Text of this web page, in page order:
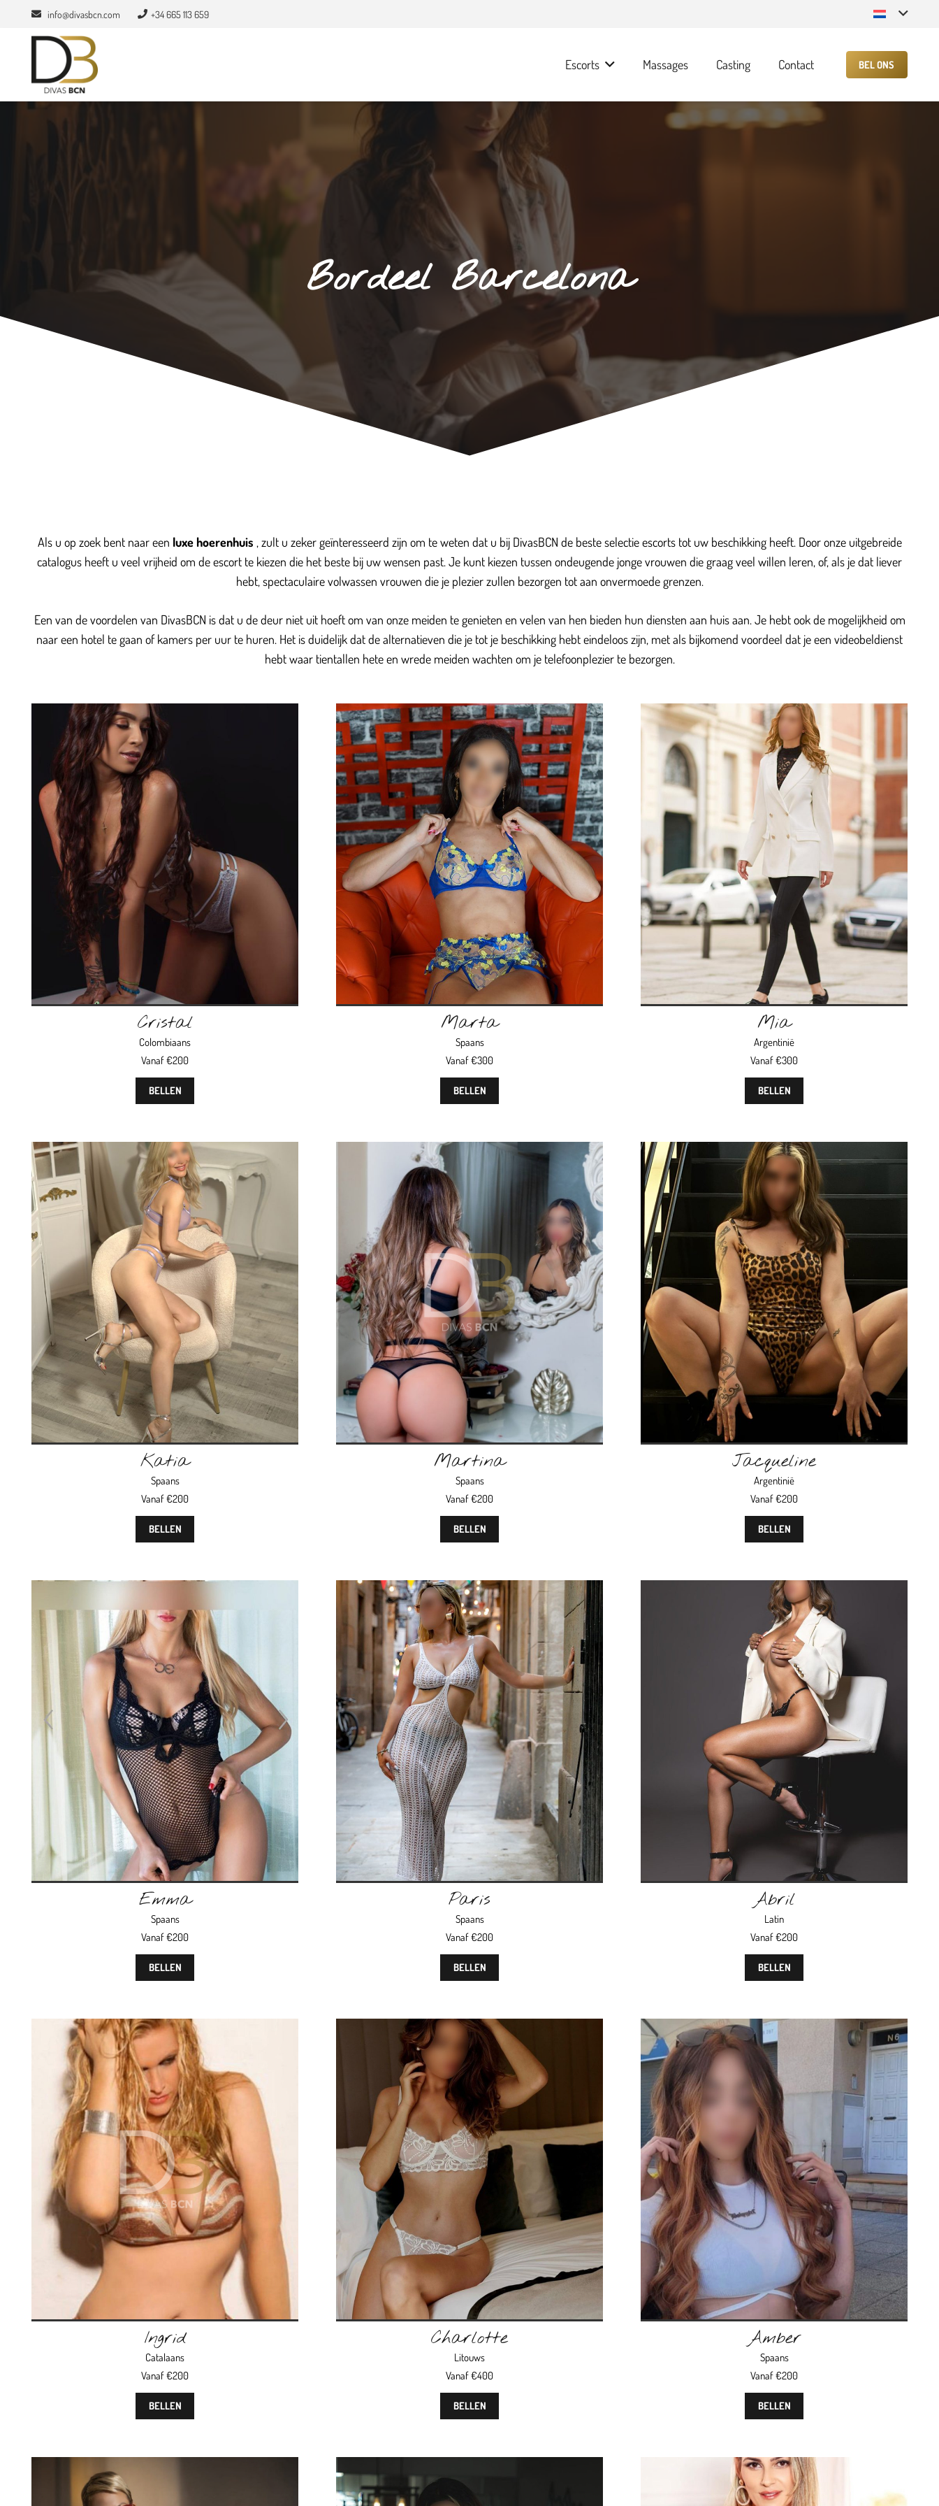
info@divasbcn.com +34 665 113 659
Escorts Massages Casting Contact BEL ONS
Bordeel Barcelona
Als u op zoek bent naar een luxe hoerenhuis , zult u zeker geïnteresseerd zijn om te weten dat u bij DivasBCN de beste selectie escorts tot uw beschikking heeft. Door onze uitgebreide
catalogus heeft u veel vrijheid om de escort te kiezen die het beste bij uw wensen past. Je kunt kiezen tussen ondeugende jonge vrouwen die graag veel willen leren, of, als je dat liever
hebt, spectaculaire volwassen vrouwen die je plezier zullen bezorgen tot aan onvermoede grenzen.
Een van de voordelen van DivasBCN is dat u de deur niet uit hoeft om van onze meiden te genieten en velen van hen bieden hun diensten aan huis aan. Je hebt ook de mogelijkheid om
naar een hotel te gaan of kamers per uur te huren. Het is duidelijk dat de alternatieven die je tot je beschikking hebt eindeloos zijn, met als bijkomend voordeel dat je een videobeldienst
hebt waar tientallen hete en wrede meiden wachten om je telefoonplezier te bezorgen.
Cristal
Colombiaans
Vanaf €200
BELLEN
Marta
Spaans
Vanaf €300
BELLEN
Mia
Argentinië
Vanaf €300
BELLEN
Katia
Spaans
Vanaf €200
BELLEN
Martina
Spaans
Vanaf €200
BELLEN
Jacqueline
Argentinië
Vanaf €200
BELLEN
Emma
Spaans
Vanaf €200
BELLEN
Paris
Spaans
Vanaf €200
BELLEN
Abril
Latin
Vanaf €200
BELLEN
Ingrid
Catalaans
Vanaf €200
BELLEN
Charlotte
Litouws
Vanaf €400
BELLEN
Amber
Spaans
Vanaf €200
BELLEN